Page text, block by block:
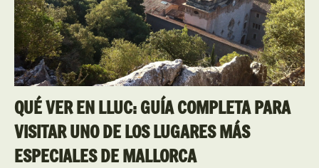
QUÉ VER EN LLUC: GUÍA COMPLETA PARA
VISITAR UNO DE LOS LUGARES MÁS
ESPECIALES DE MALLORCA